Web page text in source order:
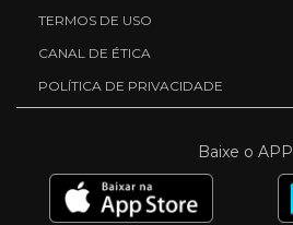
TERMOS DE USO
CANAL DE ÉTICA
POLÍTICA DE PRIVACIDADE
Baixe o APP